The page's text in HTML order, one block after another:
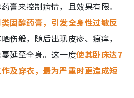
膏来控制病情，且效果有限。
固醇药膏，引发全身性过敏反
伤般，随后出现皮疹、痕痒，
延至全身。这一度使其卧床达7
及穿衣，最为严重时更造成短